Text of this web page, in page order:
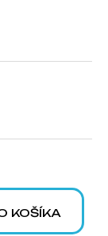
KOŠÍKA